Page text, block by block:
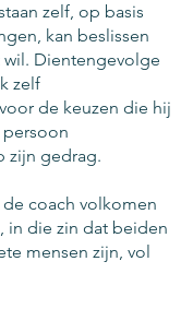
zelf, op basis
kan beslissen
Dientengevolge
zelf
de keuzen die hij
persoon
zijn gedrag.
coach volkomen
in die zin dat beiden
mensen zijn, vol